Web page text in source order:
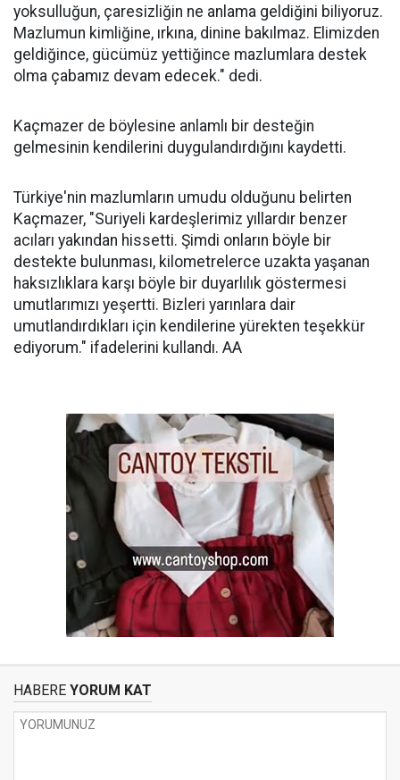
yoksulluğun, çaresizliğin ne anlama geldiğini biliyoruz.
Mazlumun kimliğine, ırkına, dinine bakılmaz. Elimizden
geldiğince, gücümüz yettiğince mazlumlara destek
olma çabamız devam edecek." dedi.
Kaçmazer de böylesine anlamlı bir desteğin
gelmesinin kendilerini duygulandırdığını kaydetti.
Türkiye'nin mazlumların umudu olduğunu belirten
Kaçmazer, "Suriyeli kardeşlerimiz yıllardır benzer
acıları yakından hissetti. Şimdi onların böyle bir
destekte bulunması, kilometrelerce uzakta yaşanan
haksızlıklara karşı böyle bir duyarlılık göstermesi
umutlarımızı yeşertti. Bizleri yarınlara dair
umutlandırdıkları için kendilerine yürekten teşekkür
ediyorum." ifadelerini kullandı. AA
HABERE YORUM KAT